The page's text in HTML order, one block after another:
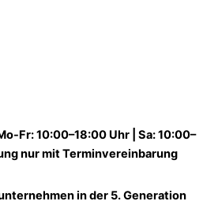
Fr: 10:00–18:00 Uhr | Sa: 10:00–
nur mit Terminvereinbarung
in der 5. Generation